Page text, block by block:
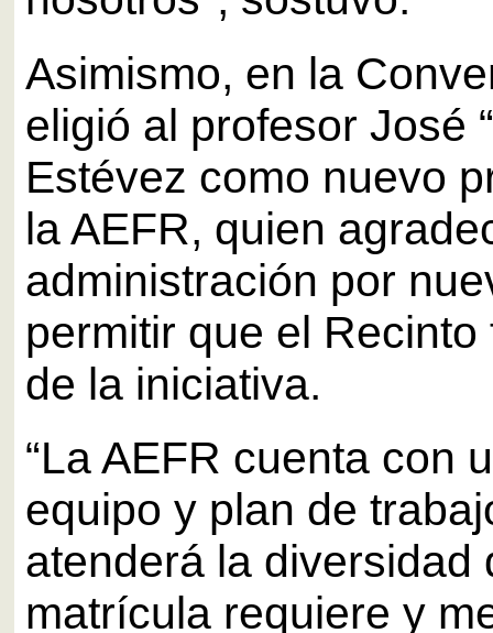
Asimismo, en la
eligió al profesor José
Estévez como nuevo
la AEFR, quien
administración por
permitir que el
de la iniciativa.
“La AEFR cuenta con
equipo y plan de
atenderá la diversidad
matrícula requiere y